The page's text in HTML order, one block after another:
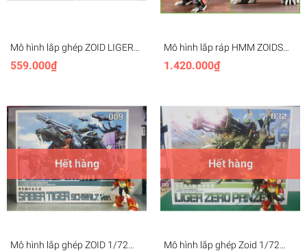
Mô hình lắp ghép ZOID LIGER
Clear.ver - 1/72 - BT
559.000₫
Mô hình lắp ráp HMM ZOIDS
1/72 EZ-026 Genosaurer
Repackage Kotobukiya Zoid
1.420.000₫
Hết hàng
Mô hình lắp ghép ZOID 1/72
Hết hàng
Mô hình lắp ghép Zoid 1/72